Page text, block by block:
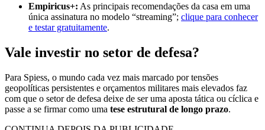
Empiricus+: As principais recomendações da casa em uma
única assinatura no modelo “streaming”; clique para conhecer
e testar gratuitamente.
Vale investir no setor de defesa?
Para Spiess, o mundo cada vez mais marcado por tensões
geopolíticas persistentes e orçamentos militares mais elevados faz
com que o setor de defesa deixe de ser uma aposta tática ou cíclica e
passe a se firmar como uma tese estrutural de longo prazo.